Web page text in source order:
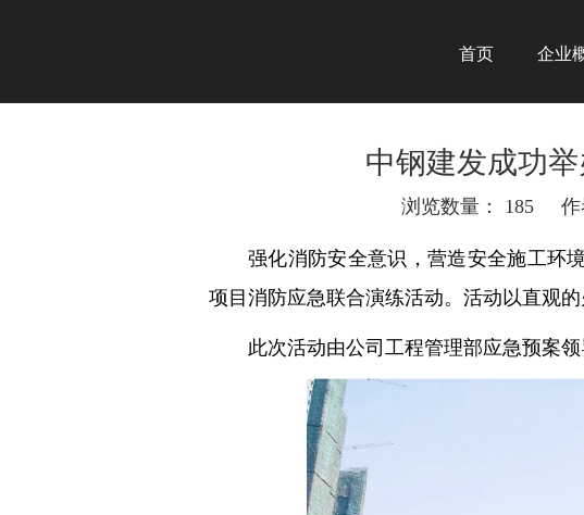
首页 企业
中钢建发成功
浏览数量： 185作者
["wechat","weibo","qzone","douban","email"]
强化消防安全意识，营造安全施工环
项目消防应急联合演练活动。活动以直观
此次活动由公司工程管理部应急预案